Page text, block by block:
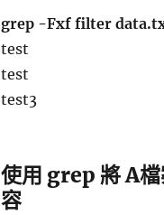
grep -Fxf filter
test
test
test3
使用 grep 將 A
容